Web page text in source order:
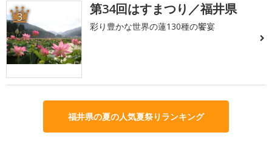
3 第34回はすまつり／福井県
彩り豊かな世界の蓮130種の饗宴
福井県の夏の人気夏祭りランキング